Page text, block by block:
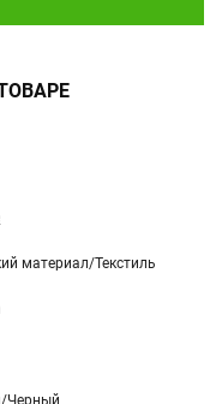
материал/Текстиль
Черный